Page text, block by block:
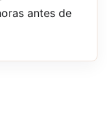
antes de